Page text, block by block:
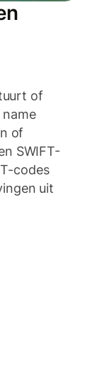
of
of
SWIFT-
codes
uit